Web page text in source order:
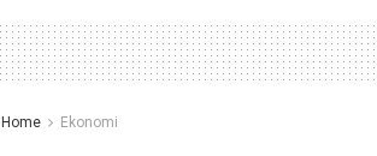
Home Ekonomi